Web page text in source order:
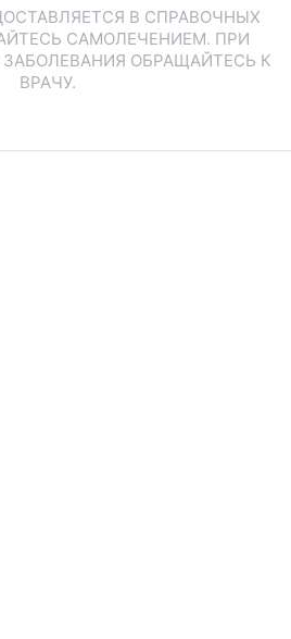
В СПРАВОЧНЫХ
САМОЛЕЧЕНИЕМ. ПРИ
ОБРАЩАЙТЕСЬ К
ВРАЧУ.